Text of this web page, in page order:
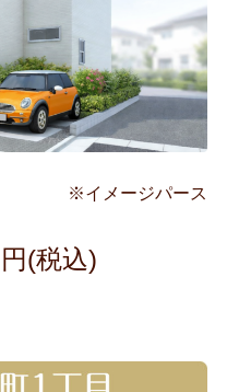
※イメージパース
円(税込)